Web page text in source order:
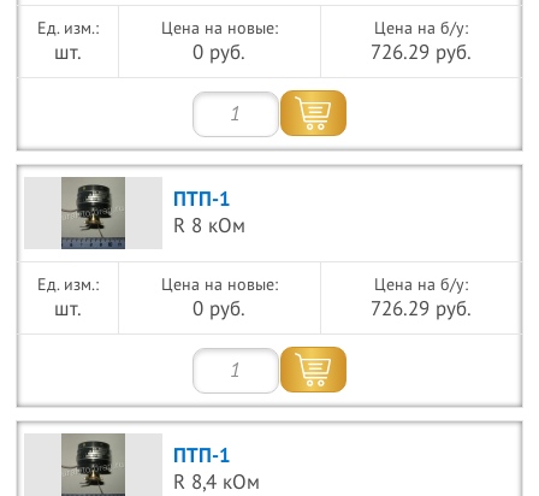
шт.
Цена на новые:
0 руб.
Цена на б/у:
726.29 руб.
ПТП-1
R 8 кОм
шт.
Цена на новые:
0 руб.
Цена на б/у:
726.29 руб.
ПТП-1
R 8,4 кОм